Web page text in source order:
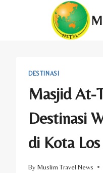
DESTINASI
Masjid At-
Destinasi
di Kota
By Muslim Travel News